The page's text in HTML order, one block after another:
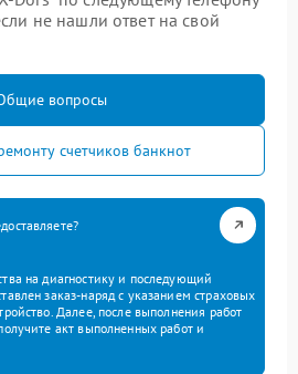
не нашли ответ на свой
вопросы
счетчиков банкнот
на диагностику и последующий
заказ-наряд с указанием страховых
Далее, после выполнения работ
акт выполненных работ и